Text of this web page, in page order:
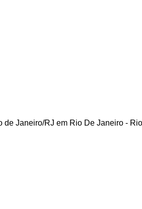
de Janeiro/RJ em Rio De Janeiro -